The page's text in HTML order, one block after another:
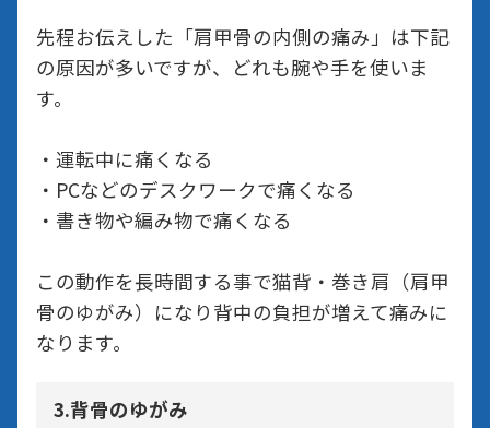
先程お伝えした「肩甲骨の内側の痛み」は下記
の原因が多いですが、どれも腕や手を使いま
す。
・運転中に痛くなる
・PCなどのデスクワークで痛くなる
・書き物や編み物で痛くなる
この動作を長時間する事で猫背・巻き肩（肩甲
骨のゆがみ）になり背中の負担が増えて痛みに
なります。
3.背骨のゆがみ